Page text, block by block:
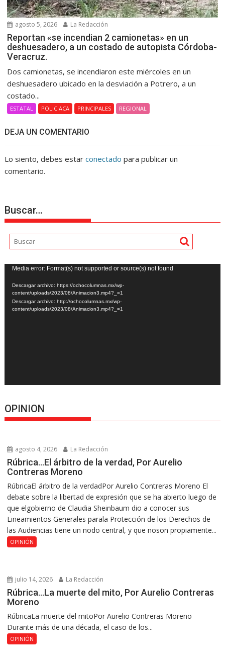
agosto 5, 2026 La Redacción
Reportan «se incendian 2 camionetas» en un
deshuesadero, a un costado de autopista Córdoba-
Veracruz.
Dos camionetas, se incendiaron este miércoles en un
deshuesadero ubicado en la desviación a Potrero, a un
costado...
ESTATAL POLICIACA PRINCIPALES REGIONAL
DEJA UN COMENTARIO
Lo siento, debes estarconectado para publicar un
comentario.
Buscar…
Reproductor
de
vídeo
Media error: Format(s) not supported or source(s) not found
Descargar archivo: https://ochocolumnas.mx/wp-
content/uploads/2023/08/Animacion3.mp4?_=1
Descargar archivo: http://ochocolumnas.mx/wp-
content/uploads/2023/08/Animacion3.mp4?_=1
OPINION
agosto 4, 2026 La Redacción
Rúbrica…El árbitro de la verdad, Por Aurelio
Contreras Moreno
RúbricaEl árbitro de la verdadPor Aurelio Contreras Moreno El
debate sobre la libertad de expresión que se ha abierto luego de
que elgobierno de Claudia Sheinbaum dio a conocer sus
Lineamientos Generales parala Protección de los Derechos de
las Audiencias tiene un nodo central, y que noson propiamente...
OPINIÓN
julio 14, 2026 La Redacción
Rúbrica…La muerte del mito, Por Aurelio Contreras
Moreno
RúbricaLa muerte del mitoPor Aurelio Contreras Moreno
Durante más de una década, el caso de los...
OPINIÓN